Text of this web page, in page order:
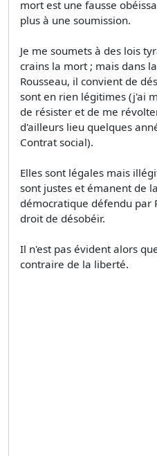
mort est une fausse
plus à une soumission.
Je me soumets à des lois
crains la mort ; mais dans
Rousseau, il convient de
sont en rien légitimes (j'ai
de résister et de me
d'ailleurs lieu quelques
Contrat social).
Elles sont légales mais
sont justes et émanent de
démocratique défendu par
droit de désobéir.
Il n'est pas évident alors
contraire de la liberté.